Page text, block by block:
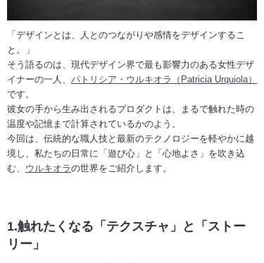
「デザインとは、人とのつながりや感情をデザインするこ
と。」
そう語るのは、現代デザイン界で最も影響力のある女性デザ
イナーの一人、 パトリシア・ウルキオラ（Patricia Urquiola）
です。
彼女の手から生み出されるプロダクトは、まるで触れた時の
温度や記憶まで計算されているかのよう。
今回は、伝統的な職人技と最新のテクノロジーを軽やかに越
境し、私たちの日常に「遊び心」と「心地よさ」を吹き込
む、 ウルキオラの世界をご紹介します。
1.触れたくなる「テクスチャ」と「ストー
リー」